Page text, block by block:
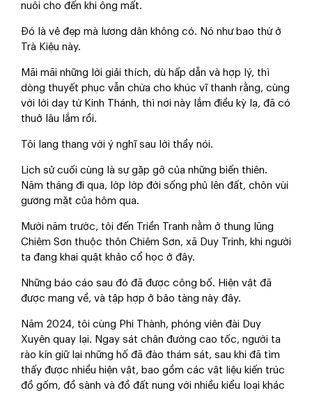
nuôi cho đến khi ông mất.
Đó là vẻ đẹp mà lương dân không có. Nó như bao thứ ở
Trà Kiệu này.
Mãi mãi những lời giải thích, dù hấp dẫn và hợp lý, thì
dòng thuyết phục vẫn chừa cho khúc vĩ thanh rằng, cùng
với lời dạy từ Kinh Thánh, thì nơi này lắm điều kỳ lạ, đã có
thuở lâu lắm rồi.
Tôi lang thang với ý nghĩ sau lời thầy nói.
Lịch sử cuối cùng là sự gặp gỡ của những biến thiên.
Năm tháng đi qua, lớp lớp đời sống phủ lên đất, chôn vùi
gương mặt của hôm qua.
Mười năm trước, tôi đến Triền Tranh nằm ở thung lũng
Chiêm Sơn thuộc thôn Chiêm Sơn, xã Duy Trinh, khi người
ta đang khai quật khảo cổ học ở đây.
Những báo cáo sau đó đã được công bố. Hiện vật đã
được mang về, và tập hợp ở bảo tàng này đây.
Năm 2024, tôi cùng Phi Thành, phóng viên đài Duy
Xuyên quay lại. Ngay sát chân đường cao tốc, người ta
rào kín giữ lại những hố đã đào thám sát, sau khi đã tìm
thấy được nhiều hiện vật, bao gồm các vật liệu kiến trúc
đồ gốm, đồ sành và đồ đất nung với nhiều kiểu loại khác